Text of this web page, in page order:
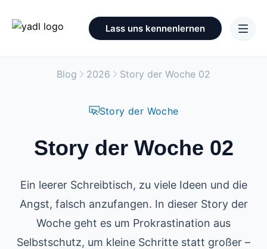
Lass uns kennenlernen
Blog 2026 Story der Woche 02
Story der Woche
Story der Woche 02
Ein leerer Schreibtisch, zu viele Ideen und die
Angst, falsch anzufangen. In dieser Story der
Woche geht es um Prokrastination aus
Selbstschutz, um kleine Schritte statt großer –